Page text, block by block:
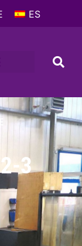
ES
3